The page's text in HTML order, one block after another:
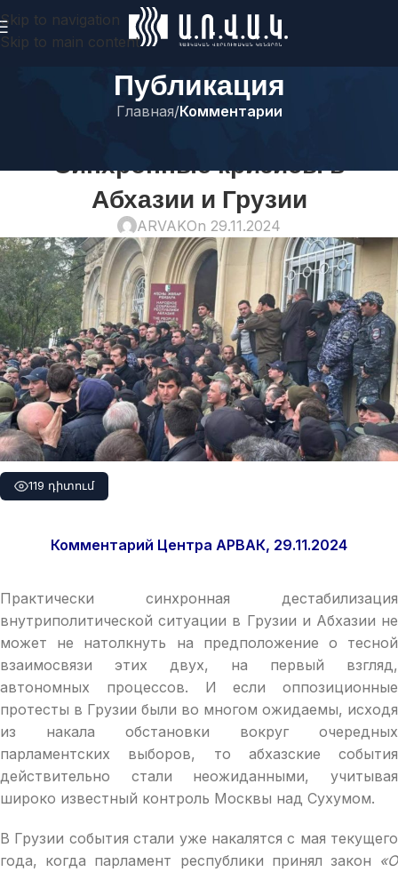
Skip to navigation
Skip to main content
Публикация
Главная/Комментарии
Синхронные кризисы в
Абхазии и Грузии
ARVAKOn 29.11.2024
119 դիտում
Комментарий Центра АРВАК, 29.11.2024
Практически синхронная дестабилизация
внутриполитической ситуации в Грузии и Абхазии не
может не натолкнуть на предположение о тесной
взаимосвязи этих двух, на первый взгляд,
автономных процессов. И если оппозиционные
протесты в Грузии были во многом ожидаемы, исходя
из накала обстановки вокруг очередных
парламентских выборов, то абхазские события
действительно стали неожиданными, учитывая
широко известный контроль Москвы над Сухумом.
В Грузии события стали уже накалятся с мая текущего
года, когда парламент республики принял закон «О